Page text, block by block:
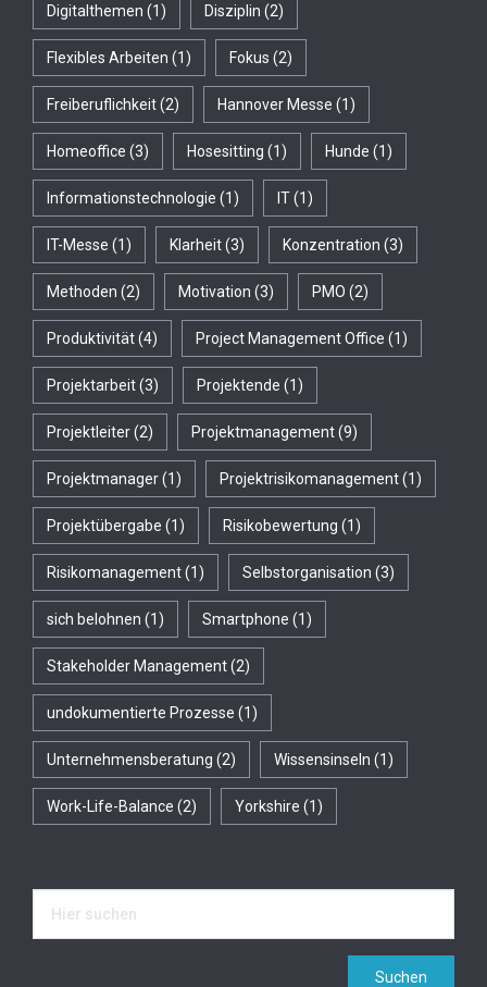
Digitalthemen (1) Disziplin (2)
Flexibles Arbeiten (1) Fokus (2)
Freiberuflichkeit(2) Hannover Messe (1)
Homeoffice (3) Hosesitting (1) Hunde (1)
Informationstechnologie (1) IT(1)
IT-Messe (1) Klarheit(3) Konzentration (3)
Methoden (2) Motivation (3) PMO (2)
Produktivität(4) Project Management Office (1)
Projektarbeit(3) Projektende (1)
Projektleiter(2) Projektmanagement(9)
Projektmanager(1) Projektrisikomanagement(1)
Projektübergabe (1) Risikobewertung (1)
Risikomanagement(1) Selbstorganisation (3)
sich belohnen (1) Smartphone (1)
Stakeholder Management(2)
undokumentierte Prozesse (1)
Unternehmensberatung (2) Wissensinseln (1)
Work-Life-Balance (2) Yorkshire (1)